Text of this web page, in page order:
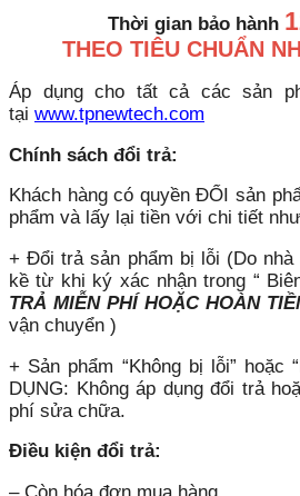
Thời gian bảo hành
THEO TIÊU CHUẨN
Áp dụng cho tất cả các sản
tại www.tpnewtech.com
Chính sách đổi trả:
Khách hàng có quyền ĐỔI sản
phẩm và lấy lại tiền với chi tiết
+ Đổi trả sản phẩm bị lỗi (Do
kề từ khi ký xác nhận trong “
TRẢ MIỄN PHÍ HOẶC HOÀN
vận chuyển )
+ Sản phẩm “Không bị lỗi” hoặc
DỤNG: Không áp dụng đổi trả
phí sửa chữa.
Điều kiện đổi trả: